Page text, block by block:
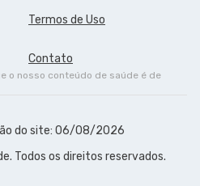
Termos de Uso
Contato
o nosso conteúdo de saúde é de
do site: 06/08/2026
Todos os direitos reservados.